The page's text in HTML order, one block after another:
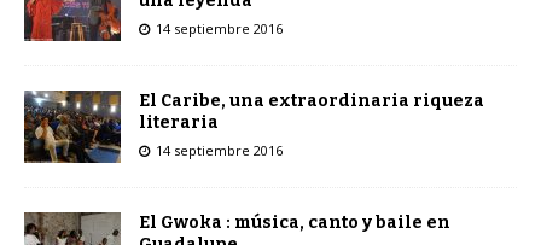
14 septiembre 2016
El Caribe, una extraordinaria riqueza
literaria
14 septiembre 2016
El Gwoka : música, canto y baile en